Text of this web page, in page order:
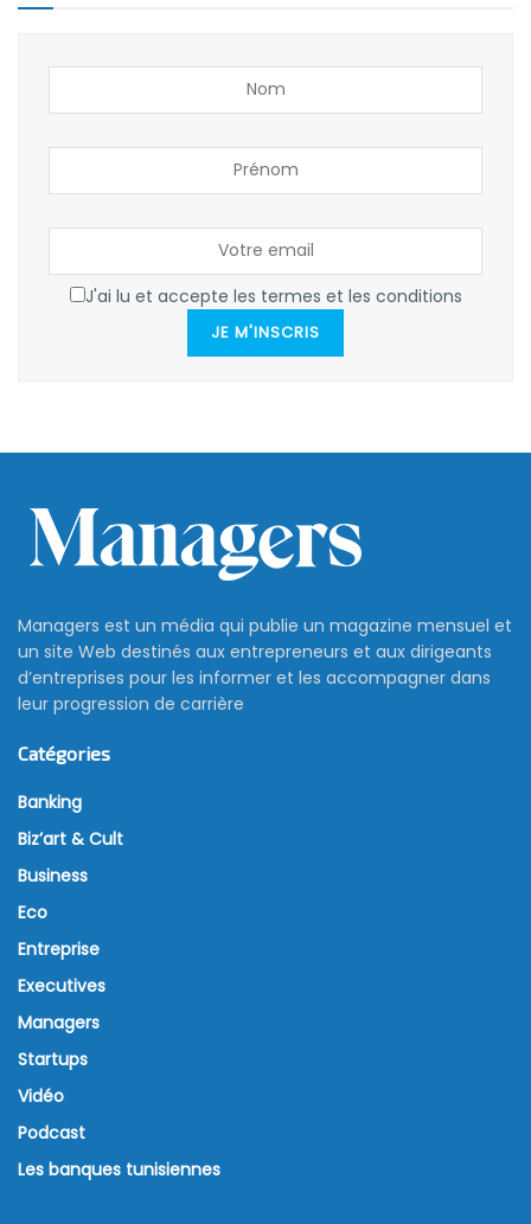
J'ai lu et accepte les termes et les conditions
JE M'INSCRIS
Managers est un média qui publie un magazine mensuel et
un site Web destinés aux entrepreneurs et aux dirigeants
d’entreprises pour les informer et les accompagner dans
leur progression de carrière
Catégories
Banking
Biz’art & Cult
Business
Eco
Entreprise
Executives
Managers
Startups
Vidéo
Podcast
Les banques tunisiennes